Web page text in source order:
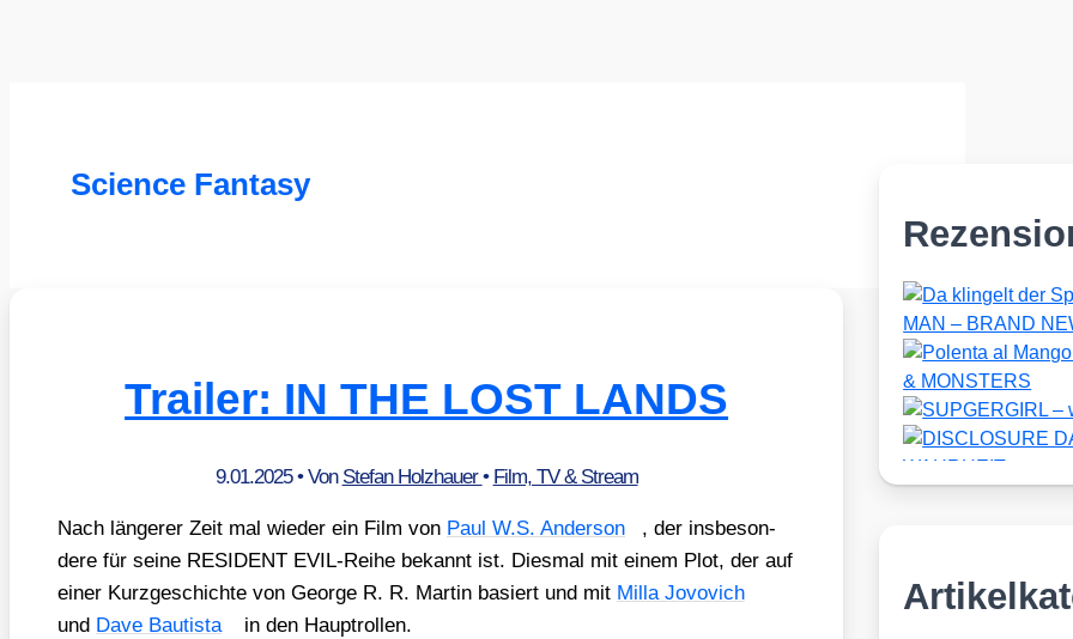
Science Fantasy
Trailer: IN THE LOST LANDS
9.01.2025• Von Stefan Holzhauer• Film, TV & Stream
Nach län­ge­rer Zeit mal wie­der ein Film von Paul W.S. Ander­son
, der ins­be­son­
de­re für sei­ne RESIDENT EVIL-Rei­he bekannt ist. Dies­mal mit einem Plot, der auf
einer Kurz­ge­schich­te von Geor­ge R. R. Mar­tin basiert und mit Mil­la Jovo­vich
und Dave Bau­tis­ta in den Haupt­rol­len.